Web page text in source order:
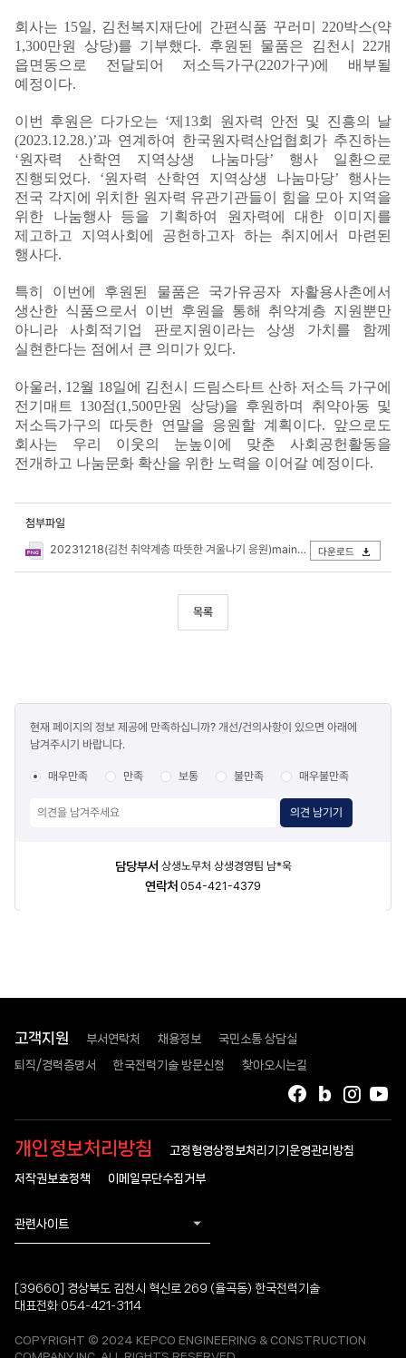
회사는 15일, 김천복지재단에 간편식품 꾸러미 220박스(약
1,300만원 상당)를 기부했다. 후원된 물품은 김천시 22개
읍면동으로 전달되어 저소득가구(220가구)에 배부될
예정이다.
이번 후원은 다가오는 ‘제13회 원자력 안전 및 진흥의 날
(2023.12.28.)’과 연계하여 한국원자력산업협회가 추진하는
‘원자력 산학연 지역상생 나눔마당’ 행사 일환으로
진행되었다. ‘원자력 산학연 지역상생 나눔마당’ 행사는
전국 각지에 위치한 원자력 유관기관들이 힘을 모아 지역을
위한 나눔행사 등을 기획하여 원자력에 대한 이미지를
제고하고 지역사회에 공헌하고자 하는 취지에서 마련된
행사다.
특히 이번에 후원된 물품은 국가유공자 자활용사촌에서
생산한 식품으로서 이번 후원을 통해 취약계층 지원뿐만
아니라 사회적기업 판로지원이라는 상생 가치를 함께
실현한다는 점에서 큰 의미가 있다.
아울러, 12월 18일에 김천시 드림스타트 산하 저소득 가구에
전기매트 130점(1,500만원 상당)을 후원하며 취약아동 및
저소득가구의 따듯한 연말을 응원할 계획이다. 앞으로도
회사는 우리 이웃의 눈높이에 맞춘 사회공헌활동을
전개하고 나눔문화 확산을 위한 노력을 이어갈 예정이다.
첨부파일
20231218(김천 취약계층 따뜻한 겨울나기 응원)main.png
다운로드
목록
만족도
조사
현재 페이지의 정보 제공에 만족하십니까? 개선/건의사항이 있으면 아래에
남겨주시기 바랍니다.
매우만족 만족 보통 불만족 매우불만족
의견 남기기
담당부서 상생노무처 상생경영팀 남*욱
연락처 054-421-4379
고객지원 부서연락처 채용정보 국민소통 상담실
퇴직/경력증명서 한국전력기술 방문신청 찾아오시는길
인스
블로그
페이스북
개인정보처리방침 고정형영상정보처리기기운영관리방침
저작권보호정책 이메일무단수집거부
관련사이트
[39660] 경상북도 김천시 혁신로 269 (율곡동) 한국전력기술
대표전화 054-421-3114
COPYRIGHT © 2024 KEPCO ENGINEERING & CONSTRUCTION